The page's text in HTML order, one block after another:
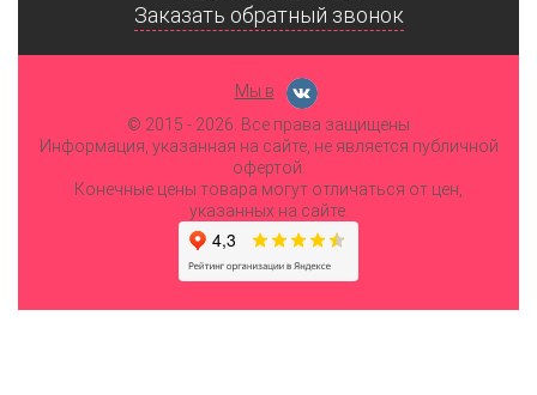
Заказать обратный звонок
Мы в
© 2015 - 2026. Все права защищены
Информация, указанная на сайте, не является публичной
офертой.
Конечные цены товара могут отличаться от цен,
указанных на сайте.